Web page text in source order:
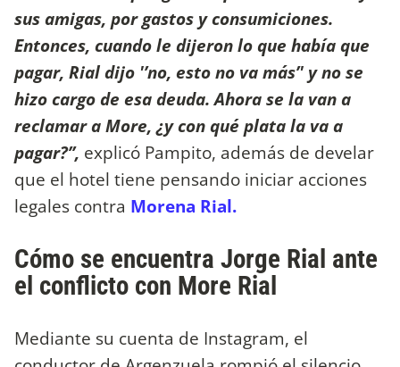
sus amigas, por gastos y consumiciones.
Entonces, cuando le dijeron lo que había que
pagar, Rial dijo '’no, esto no va más’' y no se
hizo cargo de esa deuda. Ahora se la van a
reclamar a More, ¿y con qué plata la va a
pagar?’’, explicó Pampito, además de develar
que el hotel tiene pensando iniciar acciones
legales contra Morena Rial.
Cómo se encuentra Jorge Rial ante
el conflicto con More Rial
Mediante su cuenta de Instagram, el